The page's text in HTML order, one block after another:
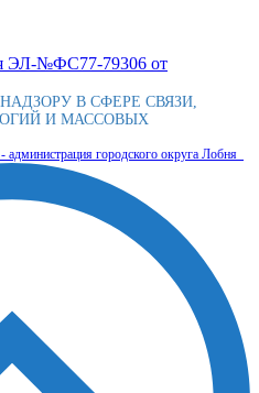
ЭЛ-№ФС77-79306 от
В СФЕРЕ СВЯЗИ,
И МАССОВЫХ
администрация городского округа Лобня